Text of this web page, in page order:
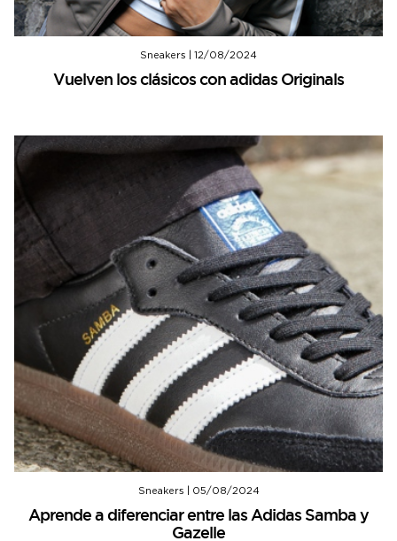
Sneakers 12/08/2024
Vuelven los clásicos con adidas Originals
Sneakers 05/08/2024
Aprende a diferenciar entre las Adidas Samba y
Gazelle